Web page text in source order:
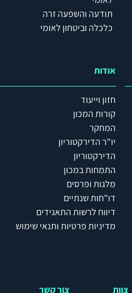
תודעה והשפעה זרה
כלכלה וביטחון לאומי
אודות
חזון וייעוד
קורות המכון
המחקר
יו"ר הדירקטוריון
הדירקטוריון
התמחות במכון
מלגות ופרסים
דו"חות שנתיים
דיווח לרשות התאגידים
מדיניות פרטיות ותנאי שימוש
צוות צור קשר